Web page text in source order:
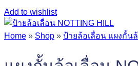
Add to wishlist
Home » Shop » ป้ายล้อเลื่อน แผงกั้น